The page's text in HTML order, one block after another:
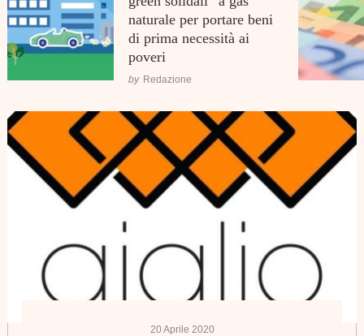
naturale per portare beni
di prima necessità ai
poveri
by Redazione
20 Aprile 2020